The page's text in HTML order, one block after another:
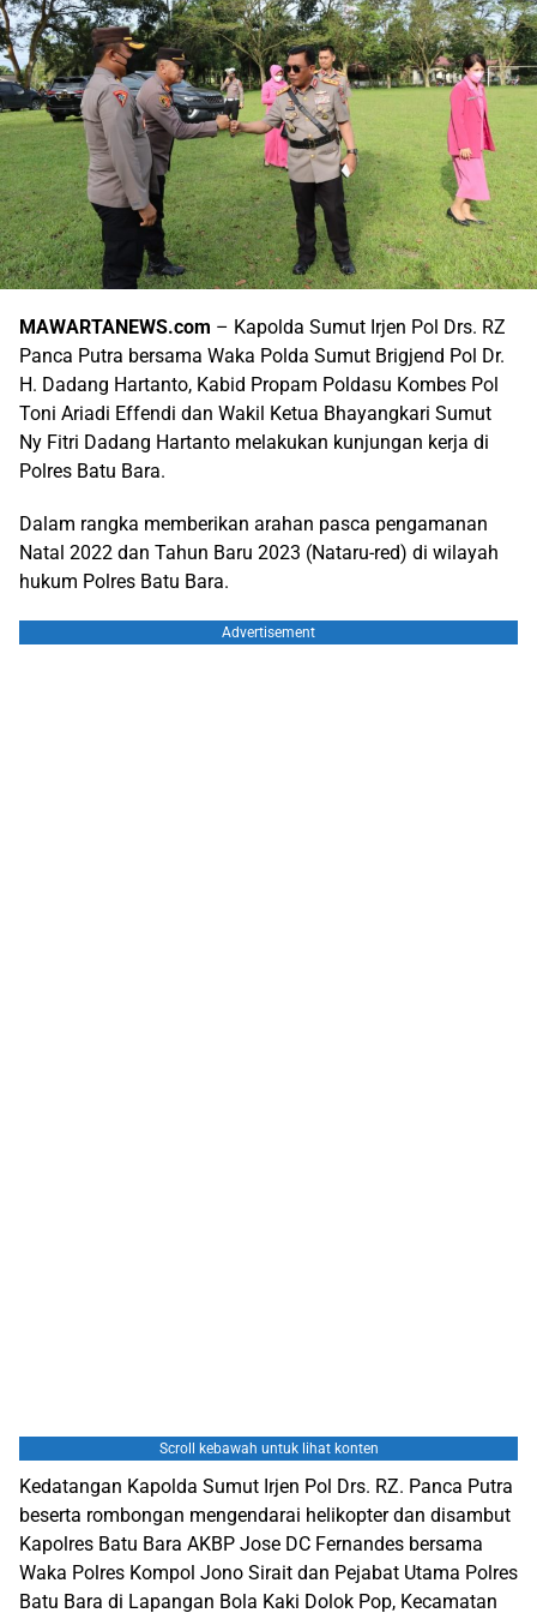
MAWARTANEWS.com – Kapolda Sumut Irjen Pol Drs. RZ
Panca Putra bersama Waka Polda Sumut Brigjend Pol Dr.
H. Dadang Hartanto, Kabid Propam Poldasu Kombes Pol
Toni Ariadi Effendi dan Wakil Ketua Bhayangkari Sumut
Ny Fitri Dadang Hartanto melakukan kunjungan kerja di
Polres Batu Bara.
Dalam rangka memberikan arahan pasca pengamanan
Natal 2022 dan Tahun Baru 2023 (Nataru-red) di wilayah
hukum Polres Batu Bara.
Advertisement
Scroll kebawah untuk lihat konten
Kedatangan Kapolda Sumut Irjen Pol Drs. RZ. Panca Putra
beserta rombongan mengendarai helikopter dan disambut
Kapolres Batu Bara AKBP Jose DC Fernandes bersama
Waka Polres Kompol Jono Sirait dan Pejabat Utama Polres
Batu Bara di Lapangan Bola Kaki Dolok Pop, Kecamatan